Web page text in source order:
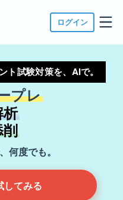
ログイン
ト試験対策を、AIで。
プレ
何度でも。
してみる